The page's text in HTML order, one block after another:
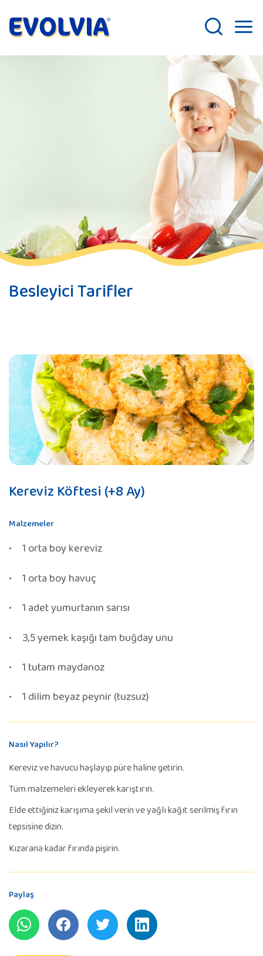
Besleyici Tarifler
Kereviz Köftesi (+8 Ay)
Malzemeler
1 orta boy kereviz
1 orta boy havuç
1 adet yumurtanın sarısı
3,5 yemek kaşığı tam buğday unu
1 tutam maydanoz
1 dilim beyaz peynir (tuzsuz)
Nasıl Yapılır?
Kereviz ve havucu haşlayıp püre haline getirin.
Tüm malzemeleri ekleyerek karıştırın.
Elde ettiğiniz karışıma şekil verin ve yağlı kağıt serilmiş fırın
tepsisine dizin.
Kızarana kadar fırında pişirin.
Paylaş